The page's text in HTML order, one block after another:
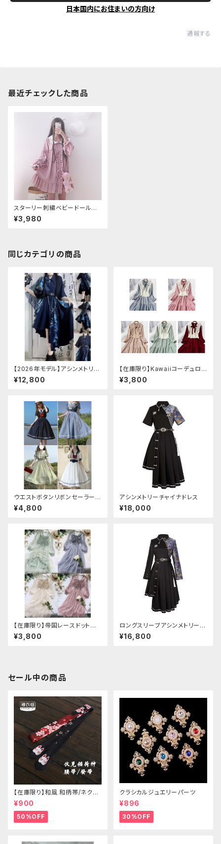
日本国内にお住まいの方向け
通報する
最近チェックした商品
スターリー刺繍ベビードール風
ワンピース
¥3,980
同じカテゴリの商品
【2026年モデル】アシンメトリー
チャイナ改良ドレス
¥12,800
【在庫限り】Kawaiiコーデュロイ
ニットワンピースセットアップ
¥3,800
ウエストボタンリボンセーラーワ
ンピース
¥4,800
アシンメトリーチャイナドレス
¥18,000
【在庫限り】帝国レースドットワ
ンピース
¥3,800
ロングスリーブアシンメトリーチ
ャイナドレス
¥16,800
セール中の商品
【在庫限り】和風 和柄帯/ネクタ
イ/リボン（狐面/金魚
¥900
50%OFF
クラシカルジュエリーパーツ
¥896
30%OFF